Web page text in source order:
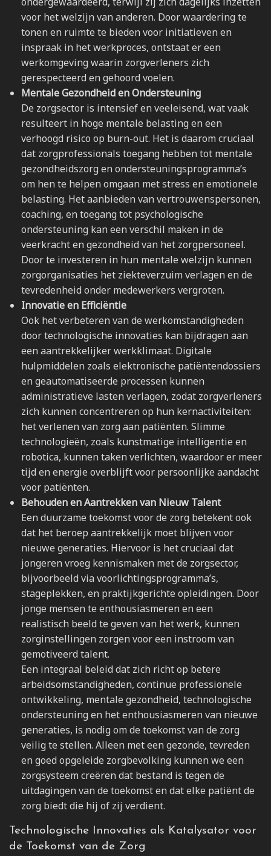
voor het welzijn van anderen. Door waardering te
tonen en ruimte te bieden voor initiatieven en
inspraak in het werkproces, ontstaat er een
werkomgeving waarin zorgverleners zich
gerespecteerd en gehoord voelen.
Mentale Gezondheid en Ondersteuning
De zorgsector is intensief en veeleisend, wat vaak
resulteert in hoge mentale belasting en een
verhoogd risico op burn-out. Het is daarom cruciaal
dat zorgprofessionals toegang hebben tot mentale
gezondheidszorg en ondersteuningsprogramma’s
om hen te helpen omgaan met stress en emotionele
belasting. Het aanbieden van vertrouwenspersonen,
coaching, en toegang tot psychologische
ondersteuning kan een verschil maken in de
veerkracht en gezondheid van het zorgpersoneel.
Door te investeren in hun mentale welzijn kunnen
zorgorganisaties het ziekteverzuim verlagen en de
tevredenheid onder medewerkers vergroten.
Innovatie en Efficiëntie
Ook het verbeteren van de werkomstandigheden
door technologische innovaties kan bijdragen aan
een aantrekkelijker werkklimaat. Digitale
hulpmiddelen zoals elektronische patiëntendossiers
en geautomatiseerde processen kunnen
administratieve lasten verlagen, zodat zorgverleners
zich kunnen concentreren op hun kernactiviteiten:
het verlenen van zorg aan patiënten. Slimme
technologieën, zoals kunstmatige intelligentie en
robotica, kunnen taken verlichten, waardoor er meer
tijd en energie overblijft voor persoonlijke aandacht
voor patiënten.
Behouden en Aantrekken van Nieuw Talent
Een duurzame toekomst voor de zorg betekent ook
dat het beroep aantrekkelijk moet blijven voor
nieuwe generaties. Hiervoor is het cruciaal dat
jongeren vroeg kennismaken met de zorgsector,
bijvoorbeeld via voorlichtingsprogramma’s,
stageplekken, en praktijkgerichte opleidingen. Door
jonge mensen te enthousiasmeren en een
realistisch beeld te geven van het werk, kunnen
zorginstellingen zorgen voor een instroom van
gemotiveerd talent.
Een integraal beleid dat zich richt op betere
arbeidsomstandigheden, continue professionele
ontwikkeling, mentale gezondheid, technologische
ondersteuning en het enthousiasmeren van nieuwe
generaties, is nodig om de toekomst van de zorg
veilig te stellen. Alleen met een gezonde, tevreden
en goed opgeleide zorgbevolking kunnen we een
zorgsysteem creëren dat bestand is tegen de
uitdagingen van de toekomst en dat elke patiënt de
zorg biedt die hij of zij verdient.
Technologische Innovaties als Katalysator voor
de Toekomst van de Zorg